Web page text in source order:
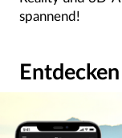
spannend!